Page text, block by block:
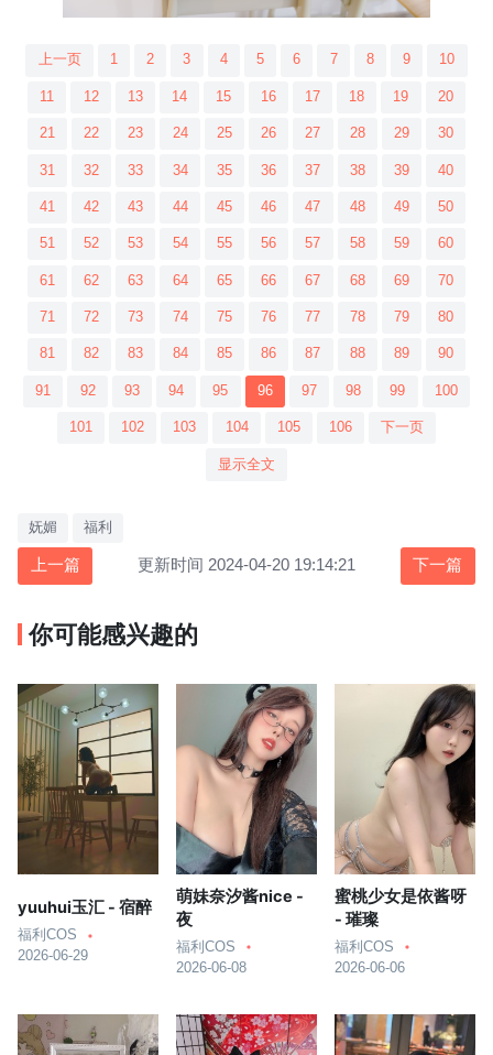
上一页 1 2 3 4 5 6 7 8 9 10
11 12 13 14 15 16 17 18 19 20
21 22 23 24 25 26 27 28 29 30
31 32 33 34 35 36 37 38 39 40
41 42 43 44 45 46 47 48 49 50
51 52 53 54 55 56 57 58 59 60
61 62 63 64 65 66 67 68 69 70
71 72 73 74 75 76 77 78 79 80
81 82 83 84 85 86 87 88 89 90
91 92 93 94 95 96 97 98 99 100
101 102 103 104 105 106 下一页
显示全文
妩媚 福利
上一篇 更新时间 2024-04-20 19:14:21 下一篇
你可能感兴趣的
yuuhui玉汇 - 宿醉
福利COS
2026-06-29
萌妹奈汐酱nice -
夜
福利COS
2026-06-08
蜜桃少女是依酱呀
- 璀璨
福利COS
2026-06-06